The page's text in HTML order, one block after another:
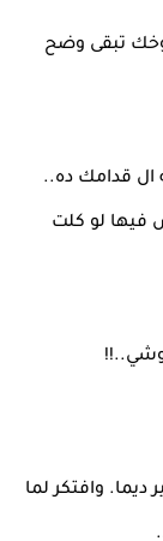
تبقى وضح
ال قدامك ده..
لو كلت
ديما. وافتكر لما